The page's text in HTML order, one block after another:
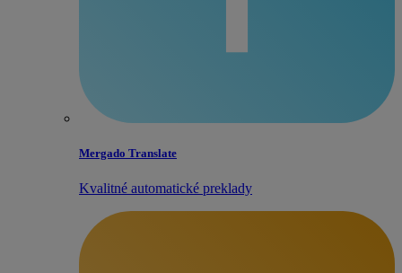
Mergado Translate
Kvalitné automatické preklady